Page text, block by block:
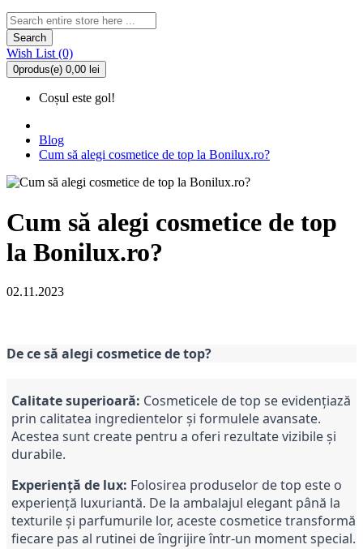
Search
Wish List (0)
0produs(e) 0,00 lei
Coșul este gol!
Blog
Cum să alegi cosmetice de top la Bonilux.ro?
Cum să alegi cosmetice de top
la Bonilux.ro?
02.11.2023
De ce să alegi cosmetice de top?
Calitate superioară: Cosmeticele de top se evidențiază
prin calitatea ingredientelor și formulele avansate.
Acestea sunt create pentru a oferi rezultate vizibile și
durabile.
Experiență de lux: Folosirea produselor de top este o
experiență luxuriantă. De la ambalajul elegant până la
texturile și parfumurile lor, aceste cosmetice transformă
fiecare pas al rutinei de îngrijire într-un moment special.